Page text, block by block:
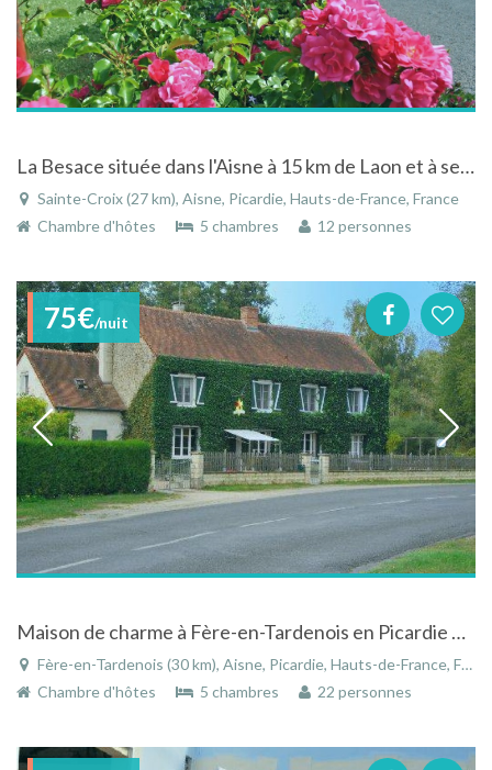
La Besace située dans l'Aisne à 15 km de Laon et à seulement 30 km de Reims.
Sainte-Croix (27 km), Aisne, Picardie, Hauts-de-France, France
Chambre d'hôtes
5 chambres 12 personnes
75€/nuit
Maison de charme à Fère-en-Tardenois en Picardie près de la Champagne avec piscine chauffée
Fère-en-Tardenois (30 km), Aisne, Picardie, Hauts-de-France, France
Chambre d'hôtes
5 chambres 22 personnes